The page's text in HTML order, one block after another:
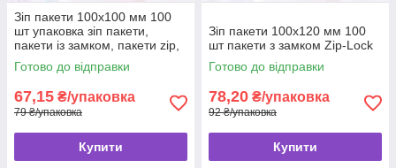
Зіп пакети 100x100 мм 100
шт упаковка зіп пакети,
пакети із замком, пакети zip,
zip-lock
Готово до відправки
67,15 ₴/упаковка
79 ₴/упаковка
Купити
Зіп пакети 100x120 мм 100
шт пакети з замком Zip-Lock
Готово до відправки
78,20 ₴/упаковка
92 ₴/упаковка
Купити